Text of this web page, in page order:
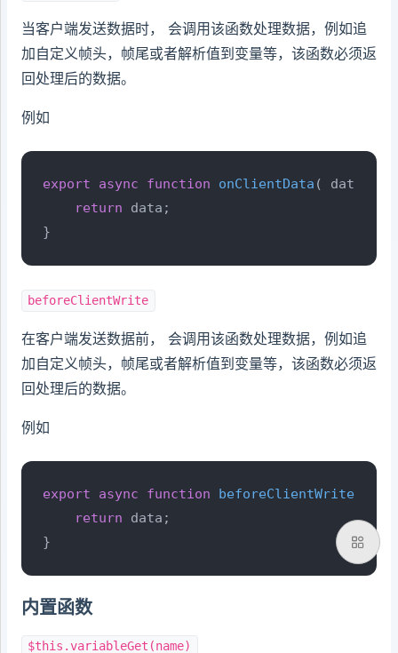
当客户端发送数据时， 会调用该函数处理数据，例如追
加自定义帧头，帧尾或者解析值到变量等，该函数必须返
回处理后的数据。
例如
export async function onClientData ( data
return data;
}
beforeClientWrite
在客户端发送数据前， 会调用该函数处理数据，例如追
加自定义帧头，帧尾或者解析值到变量等，该函数必须返
回处理后的数据。
例如
export async function beforeClientWrite
return data;
}
内置函数
$this.variableGet(name)